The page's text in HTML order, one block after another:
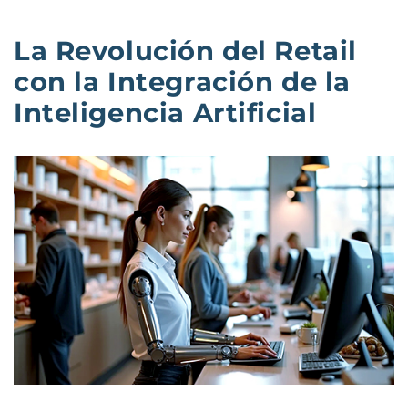
La Revolución del Retail
con la Integración de la
Inteligencia Artificial